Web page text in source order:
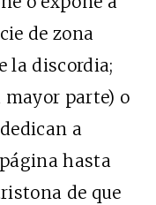
de zona
la discordia;
parte) o
a
hasta
de que